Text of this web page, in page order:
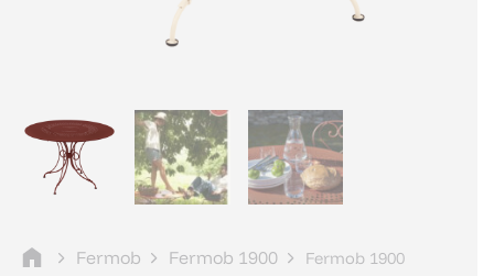
Fermob Fermob 1900
Fermob 1900